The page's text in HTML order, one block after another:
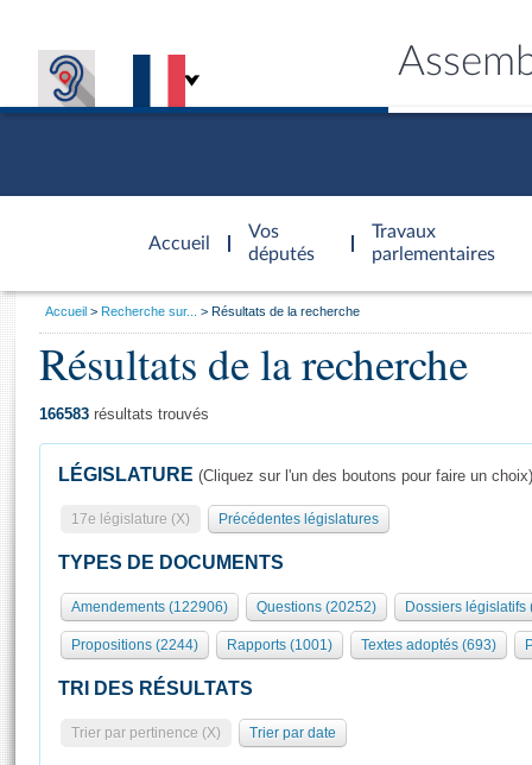
Accueil
d'accueil
Vos
députés
Travaux
parlementaires
Présidence
577 députés
Groupes politiques
Séance publique
Commissions et autres organes
Europe et International
Pétitions
Général
Rôle et pouvoirs de l'Assemblée
Organisation de l'Assemblée
Présidence Conférence des Présidents Bureau Collège des
Statistiques et chiffres clés
Visiter l'Assemblée
Visite virtuelle du palais Bourbon
Assister à une séance
Vous
Accueil Recherche sur... Résultats de la recherche
Résultats de la recherche
166583 résultats trouvés
LÉGISLATURE (Cliquez sur l'un des boutons pour faire un choix)
17e législature (X) Précédentes législatures
TYPES DE DOCUMENTS
Amendements (122906) Questions (20252) Dossiers législatifs
Propositions (2244) Rapports (1001) Textes adoptés (693)
TRI DES RÉSULTATS
Trier par pertinence (X) Trier par date